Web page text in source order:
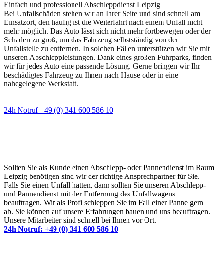
Einfach und professionell Abschleppdienst Leipzig
Bei Unfallschäden stehen wir an Ihrer Seite und sind schnell am
Einsatzort, den häufig ist die Weiterfahrt nach einem Unfall nicht
mehr möglich. Das Auto lässt sich nicht mehr fortbewegen oder der
Schaden zu groß, um das Fahrzeug selbstständig von der
Unfallstelle zu entfernen. In solchen Fällen unterstützen wir Sie mit
unseren Abschleppleistungen. Dank eines großen Fuhrparks, finden
wir für jedes Auto eine passende Lösung. Gerne bringen wir Ihr
beschädigtes Fahrzeug zu Ihnen nach Hause oder in eine
nahegelegene Werkstatt.
24h Notruf +49 (0) 341 600 586 10
Sollten Sie als Kunde einen Abschlepp- oder Pannendienst im Raum
Leipzig benötigen sind wir der richtige Ansprechpartner für Sie.
Falls Sie einen Unfall hatten, dann sollten Sie unseren Abschlepp-
und Pannendienst mit der Entfernung des Unfallwagens
beauftragen. Wir als Profi schleppen Sie im Fall einer Panne gern
ab. Sie können auf unsere Erfahrungen bauen und uns beauftragen.
Unsere Mitarbeiter sind schnell bei Ihnen vor Ort.
24h Notruf: +49 (0) 341 600 586 10